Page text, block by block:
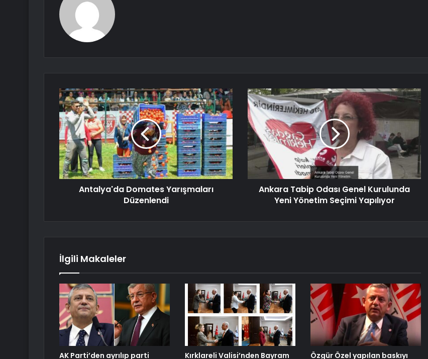
Antalya'da Domates Yarışmaları
Düzenlendi
Ankara Tabip Odası Genel Kurulunda
Yeni Yönetim Seçimi Yapılıyor
İlgili Makaleler
AK Parti’den ayrılıp parti Kırklareli Valisi’nden Bayram Özgür Özel yapılan baskıyı